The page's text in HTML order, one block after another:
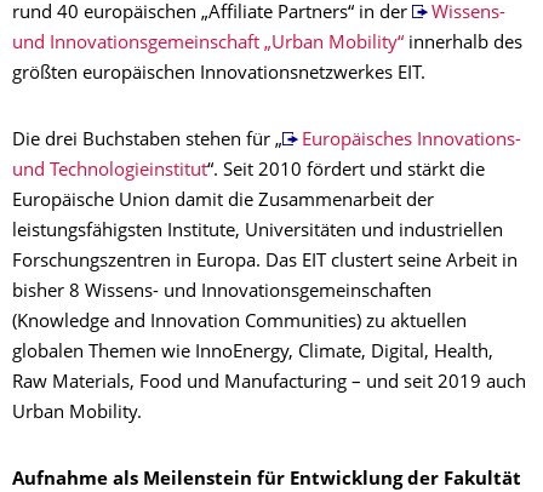
rund 40 europäischen „Affiliate Partners“ in der
Wissens-
und Innovationsgemeinschaft „Urban Mobility“ innerhalb des
größten europäischen Innovationsnetzwerkes EIT.
Die drei Buchstaben stehen für „
Europäisches Innovations-
und Technologieinstitut“. Seit 2010 fördert und stärkt die
Europäische Union damit die Zusammenarbeit der
leistungsfähigsten Institute, Universitäten und industriellen
Forschungszentren in Europa. Das EIT clustert seine Arbeit in
bisher 8 Wissens- und Innovationsgemeinschaften
(Knowledge and Innovation Communities) zu aktuellen
globalen Themen wie InnoEnergy, Climate, Digital, Health,
Raw Materials, Food und Manufacturing – und seit 2019 auch
Urban Mobility.
Aufnahme als Meilenstein für Entwicklung der Fakultät